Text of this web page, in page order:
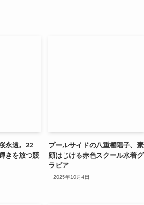
永遠。22
きを放つ競
プールサイドの八重樫陽子、素
顔はじける赤色スクール水着グ
ラビア
2025年10月4日